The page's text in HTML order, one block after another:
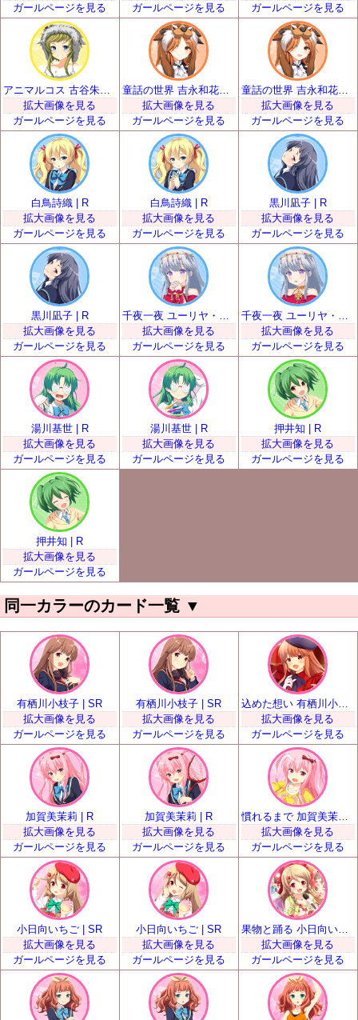
ガールページを見る
ガールページを見る
ガールページを見る
拡大画像を見る
ガールページを見る
童話の世界 吉永和花那 | R
拡大画像を見る
ガールページを見る
童話の世界 吉永和花那 | R
拡大画像を見る
ガールページを見る
白鳥詩織 | R
拡大画像を見る
ガールページを見る
白鳥詩織 | R
拡大画像を見る
ガールページを見る
黒川凪子 | R
拡大画像を見る
ガールページを見る
黒川凪子 | R
拡大画像を見る
ガールページを見る
拡大画像を見る
ガールページを見る
拡大画像を見る
ガールページを見る
湯川基世 | R
拡大画像を見る
ガールページを見る
湯川基世 | R
拡大画像を見る
ガールページを見る
押井知 | R
拡大画像を見る
ガールページを見る
押井知 | R
拡大画像を見る
ガールページを見る
同一カラーのカード一覧 ▼
有栖川小枝子 | SR
拡大画像を見る
ガールページを見る
有栖川小枝子 | SR
拡大画像を見る
ガールページを見る
込めた想い 有栖川小枝子 | SSR
拡大画像を見る
ガールページを見る
加賀美茉莉 | R
拡大画像を見る
ガールページを見る
加賀美茉莉 | R
拡大画像を見る
ガールページを見る
慣れるまで 加賀美茉莉 | SR
拡大画像を見る
ガールページを見る
小日向いちご | SR
拡大画像を見る
ガールページを見る
小日向いちご | SR
拡大画像を見る
ガールページを見る
果物と踊る 小日向いちご | SSR
拡大画像を見る
ガールページを見る